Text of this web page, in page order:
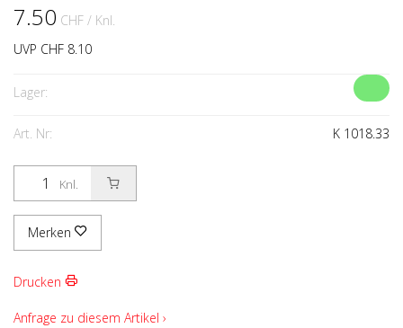
7.50 CHF / Knl.
UVP CHF 8.10
Lager:
Art. Nr: K 1018.33
Knl.
Merken
Drucken
Anfrage zu diesem Artikel ›